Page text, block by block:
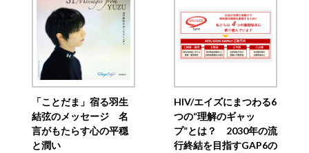
「ことだま」宿る羽生
結弦のメッセージ 名
言がもたらす心の平穏
と潤い
HIV/エイズにまつわる6
つの“理解のギャッ
プ”とは？ 2030年の流
行終結を目指すGAP6の